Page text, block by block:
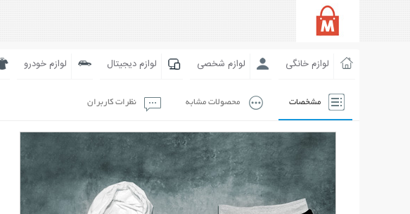
لوازم خانگی لوازم شخصی لوازم دیجیتال لوازم خودرو
مشخصات محصولات مشابه نظرات کاربران